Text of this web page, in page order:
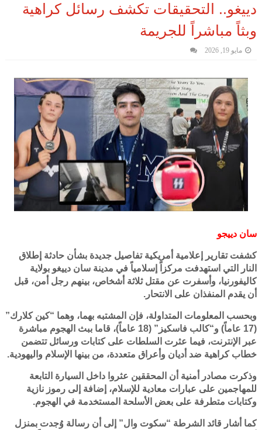
دييغو.. التحقيقات تكشف رسائل كراهية
وبثاً مباشراً للجريمة
مايو 19, 2026
سان دييجو
كشفت تقارير إعلامية أمريكية تفاصيل جديدة بشأن حادثة إطلاق
النار التي استهدفت مركزاً إسلامياً في مدينة سان دييغو بولاية
كاليفورنيا، وأسفرت عن مقتل ثلاثة أشخاص، بينهم رجل أمن، قبل
أن يقدم المنفذان على الانتحار.
وبحسب المعلومات المتداولة، فإن المشتبه بهما، وهما “كين كلارك”
(17 عاماً) و“كالب فاسكيز” (18 عاماً)، قاما ببث الهجوم مباشرة
عبر الإنترنت، فيما عثرت السلطات على كتابات ورسائل تتضمن
خطاب كراهية ضد أديان وأعراق متعددة، من بينها الإسلام واليهودية.
وذكرت مصادر أمنية أن المحققين عثروا داخل السيارة التابعة
للمهاجمين على عبارات معادية للإسلام، إضافة إلى رموز نازية
وكتابات متطرفة على بعض الأسلحة المستخدمة في الهجوم.
كما أشار قائد الشرطة “سكوت وال” إلى أن رسالة وُجدت بمنزل